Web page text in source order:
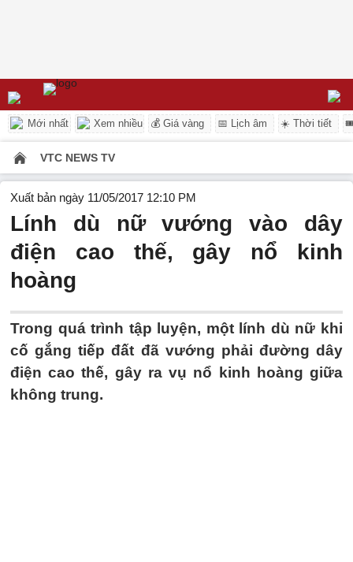
Mới nhất Xem nhiều 💰 Giá vàng 📅 Lịch âm ☀️ Thời tiết
VTC NEWS TV
Xuất bản ngày 11/05/2017 12:10 PM
Lính dù nữ vướng vào dây
điện cao thế, gây nổ kinh
hoàng
Trong quá trình tập luyện, một lính dù nữ khi
cố gắng tiếp đất đã vướng phải đường dây
điện cao thế, gây ra vụ nổ kinh hoàng giữa
không trung.